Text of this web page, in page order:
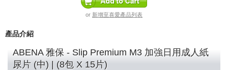
or 新增至喜愛產品列表
產品介紹
ABENA 雅保 - Slip Premium M3 加強日用成人紙
尿片 (中) | (8包 X 15片)